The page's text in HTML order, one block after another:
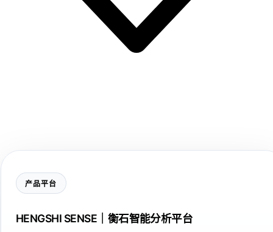
产品平台
HENGSHI SENSE｜衡石智能分析平台